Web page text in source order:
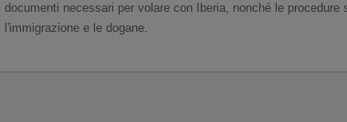
documenti necessari per volare con Iberia, nonché le procedure
l'immigrazione e le dogane.